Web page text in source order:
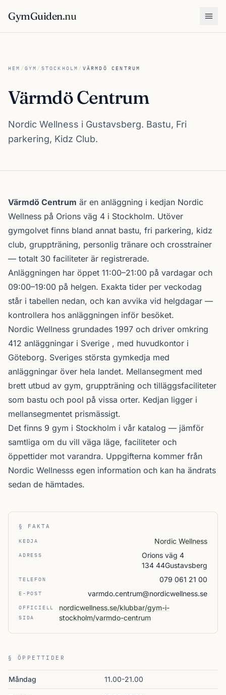
GymGuiden.nu
HEM / GYM / STOCKHOLM / VÄRMDÖ CENTRUM
Värmdö Centrum
Nordic Wellness i Gustavsberg. Bastu, Fri
parkering, Kidz Club.
Om Värmdö Centrum
Värmdö Centrum är en anläggning i kedjan Nordic
Wellness på Orions väg 4 i Stockholm. Utöver
gymgolvet finns bland annat bastu, fri parkering, kidz
club, gruppträning, personlig tränare och crosstrainer
— totalt 30 faciliteter är registrerade.
Anläggningen har öppet 11:00–21:00 på vardagar och
09:00–19:00 på helgen. Exakta tider per veckodag
står i tabellen nedan, och kan avvika vid helgdagar —
kontrollera hos anläggningen inför besöket.
Nordic Wellness grundades 1997 och driver omkring
412 anläggningar i Sverige , med huvudkontor i
Göteborg. Sveriges största gymkedja med
anläggningar över hela landet. Mellansegment med
brett utbud av gym, gruppträning och tilläggsfaciliteter
som bastu och pool på vissa orter. Kedjan ligger i
mellansegmentet prismässigt.
Det finns 9 gym i Stockholm i vår katalog — jämför
samtliga om du vill väga läge, faciliteter och
öppettider mot varandra. Uppgifterna kommer från
Nordic Wellnesss egen information och kan ha ändrats
sedan de hämtades.
§ FAKTA
KEDJA Nordic Wellness
ADRESS
Orions väg 4
134 44Gustavsberg
TELEFON 079 061 21 00
E-POST varmdo.centrum@nordicwellness.se
OFFICIELL
SIDA
nordicwellness.se/klubbar/gym-i-
stockholm/varmdo-centrum
§ ÖPPETTIDER
Måndag 11.00-21.00